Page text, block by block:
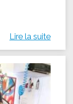
Lire la suite